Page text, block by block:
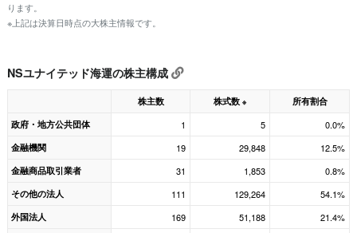
ります。
※上記は決算日時点の大株主情報です。
NSユナイテッド海運の株主構成
株主数 株式数 ※
所有割合
政府・地方公共団体
1 5 0.0%
金融機関 19 29,848 12.5%
金融商品取引業者 31 1,853 0.8%
その他の法人 111 129,264 54.1%
外国法人 169 51,188 21.4%